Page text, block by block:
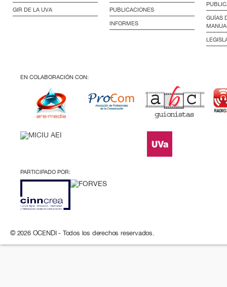
GIR DE LA UVA PUBLICACIONES
INFORMES
GUÍAS
EN COLABORACIÓN CON:
PARTICIPADO POR:
© 2026 OCENDI - Todos los derechos reservados.